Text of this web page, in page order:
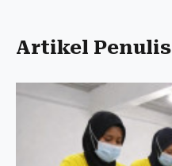
Artikel Penulis